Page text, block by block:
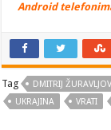
Android
Tag DMITRIJ ŽURAVLJOV
UKRAJINA
VRATI